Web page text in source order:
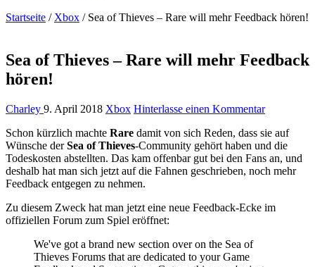
Startseite / Xbox / Sea of Thieves – Rare will mehr Feedback hören!
Sea of Thieves – Rare will mehr Feedback
hören!
Charley 9. April 2018 Xbox Hinterlasse einen Kommentar
Schon kürzlich machte Rare damit von sich Reden, dass sie auf
Wünsche derSea of Thieves-Community gehört haben und die
Todeskosten abstellten. Das kam offenbar gut bei den Fans an, und
deshalb hat man sich jetzt auf die Fahnen geschrieben, noch mehr
Feedback entgegen zu nehmen.
Zu diesem Zweck hat man jetzt eine neue Feedback-Ecke im
offiziellen Forum zum Spiel eröffnet:
We've got a brand new section over on the Sea of
Thieves Forums that are dedicated to your Game